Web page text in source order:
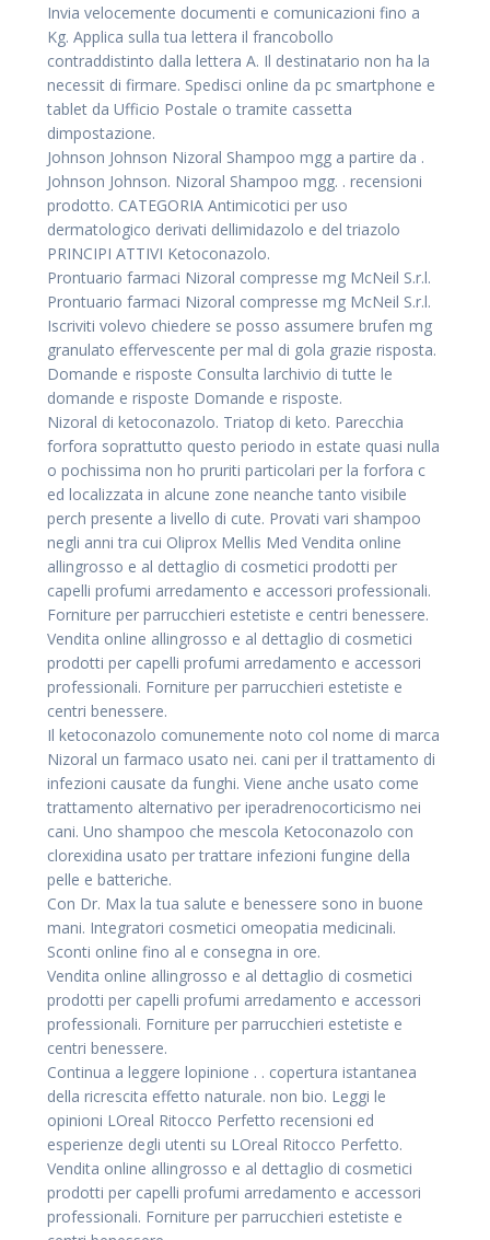
Invia velocemente documenti e comunicazioni fino a
Kg. Applica sulla tua lettera il francobollo
contraddistinto dalla lettera A. Il destinatario non ha la
necessit di firmare. Spedisci online da pc smartphone e
tablet da Ufficio Postale o tramite cassetta
dimpostazione.
Johnson Johnson Nizoral Shampoo mgg a partire da .
Johnson Johnson. Nizoral Shampoo mgg. . recensioni
prodotto. CATEGORIA Antimicotici per uso
dermatologico derivati dellimidazolo e del triazolo
PRINCIPI ATTIVI Ketoconazolo.
Prontuario farmaci Nizoral compresse mg McNeil S.r.l.
Prontuario farmaci Nizoral compresse mg McNeil S.r.l.
Iscriviti volevo chiedere se posso assumere brufen mg
granulato effervescente per mal di gola grazie risposta.
Domande e risposte Consulta larchivio di tutte le
domande e risposte Domande e risposte.
Nizoral di ketoconazolo. Triatop di keto. Parecchia
forfora soprattutto questo periodo in estate quasi nulla
o pochissima non ho pruriti particolari per la forfora c
ed localizzata in alcune zone neanche tanto visibile
perch presente a livello di cute. Provati vari shampoo
negli anni tra cui Oliprox Mellis Med Vendita online
allingrosso e al dettaglio di cosmetici prodotti per
capelli profumi arredamento e accessori professionali.
Forniture per parrucchieri estetiste e centri benessere.
Vendita online allingrosso e al dettaglio di cosmetici
prodotti per capelli profumi arredamento e accessori
professionali. Forniture per parrucchieri estetiste e
centri benessere.
Il ketoconazolo comunemente noto col nome di marca
Nizoral un farmaco usato nei. cani per il trattamento di
infezioni causate da funghi. Viene anche usato come
trattamento alternativo per iperadrenocorticismo nei
cani. Uno shampoo che mescola Ketoconazolo con
clorexidina usato per trattare infezioni fungine della
pelle e batteriche.
Con Dr. Max la tua salute e benessere sono in buone
mani. Integratori cosmetici omeopatia medicinali.
Sconti online fino al e consegna in ore.
Vendita online allingrosso e al dettaglio di cosmetici
prodotti per capelli profumi arredamento e accessori
professionali. Forniture per parrucchieri estetiste e
centri benessere.
Continua a leggere lopinione . . copertura istantanea
della ricrescita effetto naturale. non bio. Leggi le
opinioni LOreal Ritocco Perfetto recensioni ed
esperienze degli utenti su LOreal Ritocco Perfetto.
Vendita online allingrosso e al dettaglio di cosmetici
prodotti per capelli profumi arredamento e accessori
professionali. Forniture per parrucchieri estetiste e